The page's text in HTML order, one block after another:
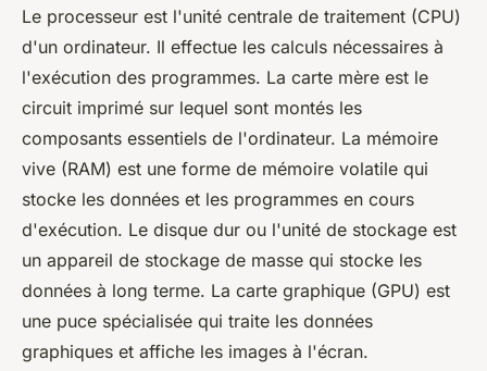
Le processeur est l'unité centrale de traitement (CPU)
d'un ordinateur. Il effectue les calculs nécessaires à
l'exécution des programmes. La carte mère est le
circuit imprimé sur lequel sont montés les
composants essentiels de l'ordinateur. La mémoire
vive (RAM) est une forme de mémoire volatile qui
stocke les données et les programmes en cours
d'exécution. Le disque dur ou l'unité de stockage est
un appareil de stockage de masse qui stocke les
données à long terme. La carte graphique (GPU) est
une puce spécialisée qui traite les données
graphiques et affiche les images à l'écran.